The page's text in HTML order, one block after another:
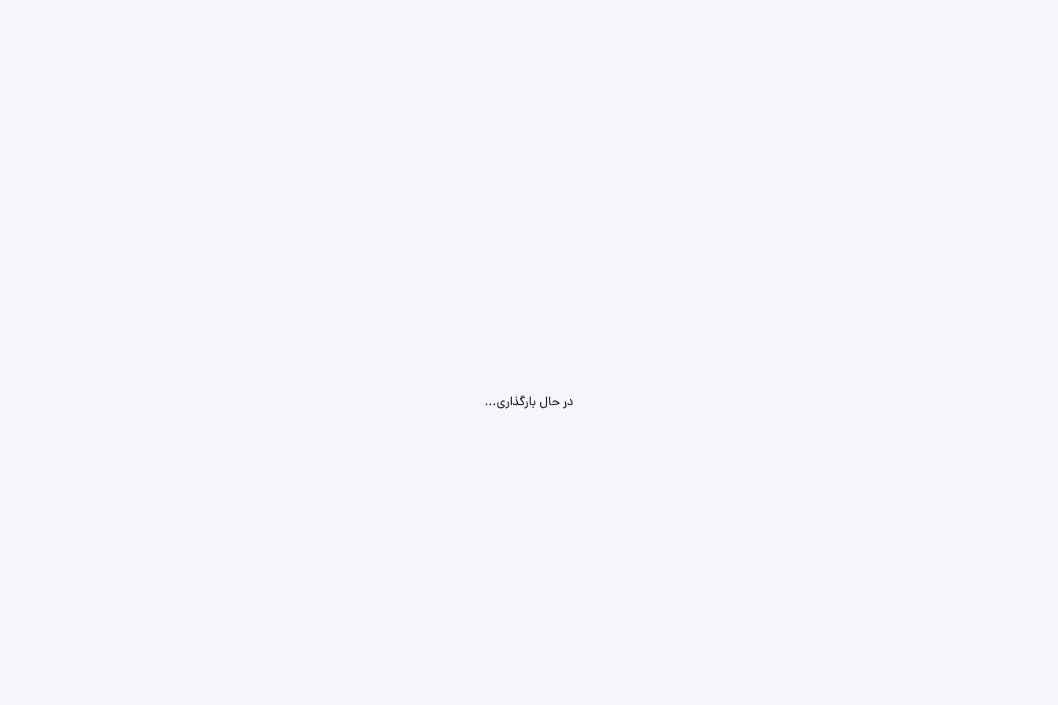
در حال بارگذاری...